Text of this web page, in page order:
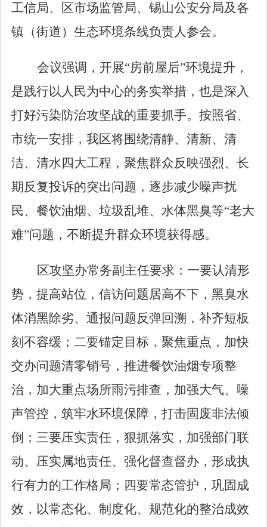
工信局、区市场监管局、锡山公安分局及各
镇（街道）生态环境条线负责人参会。
会议强调，开展“房前屋后”环境提升，
是践行以人民为中心的务实举措，也是深入
打好污染防治攻坚战的重要抓手。按照省、
市统一安排，我区将围绕清静、清新、清
洁、清水四大工程，聚焦群众反映强烈、长
期反复投诉的突出问题，逐步减少噪声扰
民、餐饮油烟、垃圾乱堆、水体黑臭等“老大
难”问题，不断提升群众环境获得感。
区攻坚办常务副主任要求：一要认清形
势，提高站位，信访问题居高不下，黑臭水
体消黑除劣、通报问题反弹回溯，补齐短板
刻不容缓；二要锚定目标，聚焦重点，加快
交办问题清零销号，推进餐饮油烟专项整
治，加大重点场所雨污排查，加强大气、噪
声管控，筑牢水环境保障，打击固废非法倾
倒；三要压实责任，狠抓落实，加强部门联
动、压实属地责任、强化督查督办，形成执
行有力的工作格局；四要常态管护，巩固成
效，以常态化、制度化、规范化的整治成效